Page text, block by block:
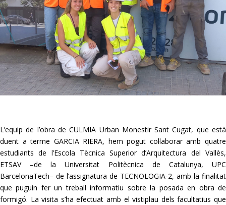
L’equip de l’obra de CULMIA Urban Monestir Sant Cugat, que està
duent a terme GARCIA RIERA, hem pogut col·laborar amb quatre
estudiants de l’Escola Tècnica Superior d’Arquitectura del Vallès,
ETSAV –de la Universitat Politècnica de Catalunya, UPC
BarcelonaTech– de l’assignatura de TECNOLOGIA-2, amb la finalitat
que puguin fer un treball informatiu sobre la posada en obra de
formigó. La visita s’ha efectuat amb el vistiplau dels facultatius que